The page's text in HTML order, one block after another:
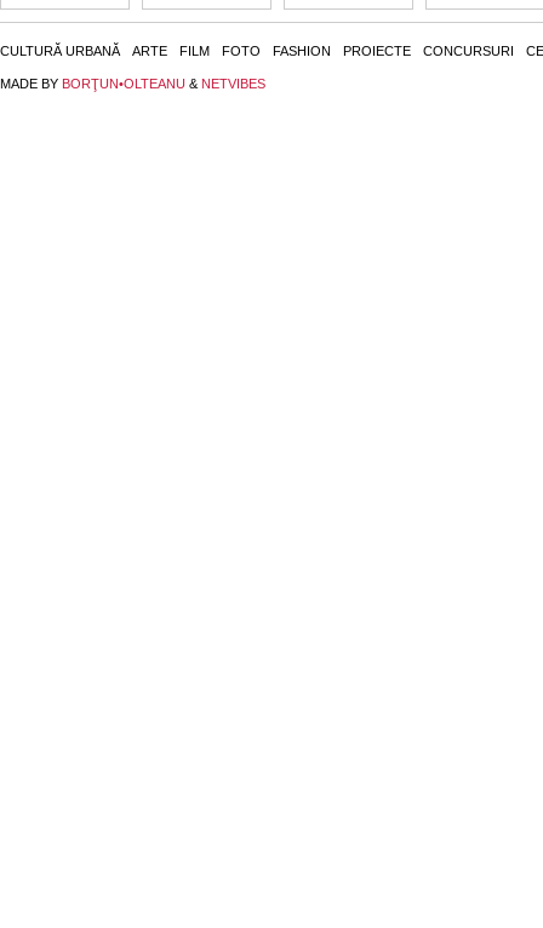
CULTURĂ URBANĂ ARTE FILM FOTO FASHION PROIECTE CONCURSURI
MADE BY BORŢUN•OLTEANU & NETVIBES